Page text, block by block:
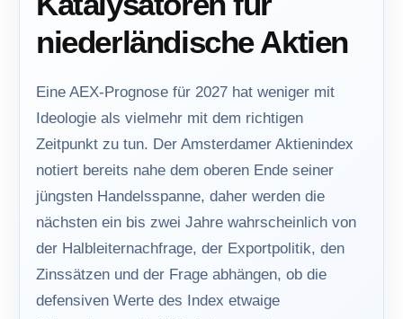
niederländische Aktien
Eine AEX-Prognose für 2027 hat weniger mit
Ideologie als vielmehr mit dem richtigen
Zeitpunkt zu tun. Der Amsterdamer Aktienindex
notiert bereits nahe dem oberen Ende seiner
jüngsten Handelsspanne, daher werden die
nächsten ein bis zwei Jahre wahrscheinlich von
der Halbleiternachfrage, der Exportpolitik, den
Zinssätzen und der Frage abhängen, ob die
defensiven Werte des Index etwaige